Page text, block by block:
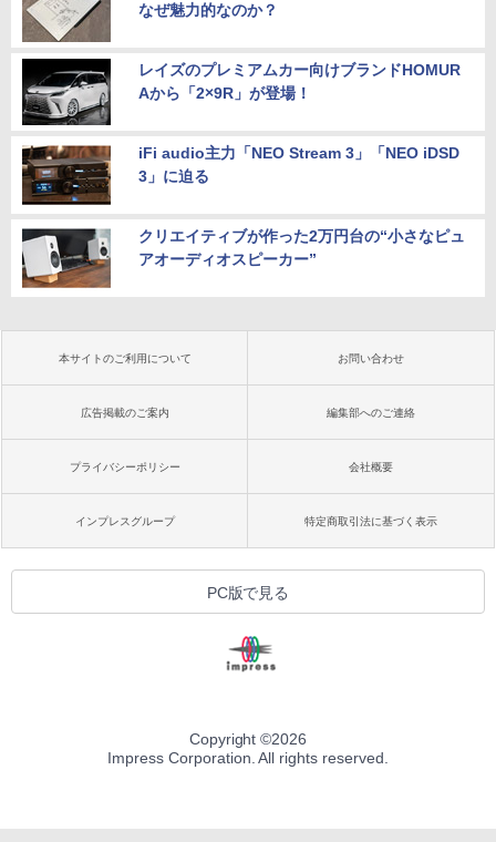
なぜ魅力的なのか？
レイズのプレミアムカー向けブランドHOMUR
Aから「2×9R」が登場！
iFi audio主力「NEO Stream 3」「NEO iDSD
3」に迫る
クリエイティブが作った2万円台の“小さなピュ
アオーディオスピーカー”
本サイトのご利用について お問い合わせ
広告掲載のご案内 編集部へのご連絡
プライバシーポリシー 会社概要
インプレスグループ 特定商取引法に基づく表示
PC版で見る
Copyright ©2026
Impress Corporation. All rights reserved.